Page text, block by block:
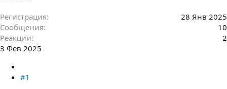
Регистрация
28 Янв 2025
Сообщения
10
Реакции
2
3 Фев 2025
#1